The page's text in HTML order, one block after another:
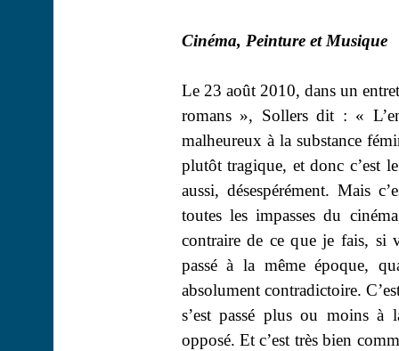
Cinéma, Peinture et Musique
Le 23 août 2010, dans un
romans », Sollers dit : «
malheureux à la substance
plutôt tragique, et donc c’est
aussi, désespérément. Mais
toutes les impasses du
contraire de ce que je fais, si
passé à la même époque,
absolument contradictoire.
s’est passé plus ou moins à
opposé. Et c’est très bien